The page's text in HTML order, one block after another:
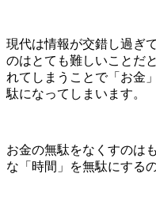
現代は情報が交錯し過ぎ
のはとても難しいことだ
れてしまうことで「お金
駄になってしまいます。
お金の無駄をなくすのは
な「時間」を無駄にする